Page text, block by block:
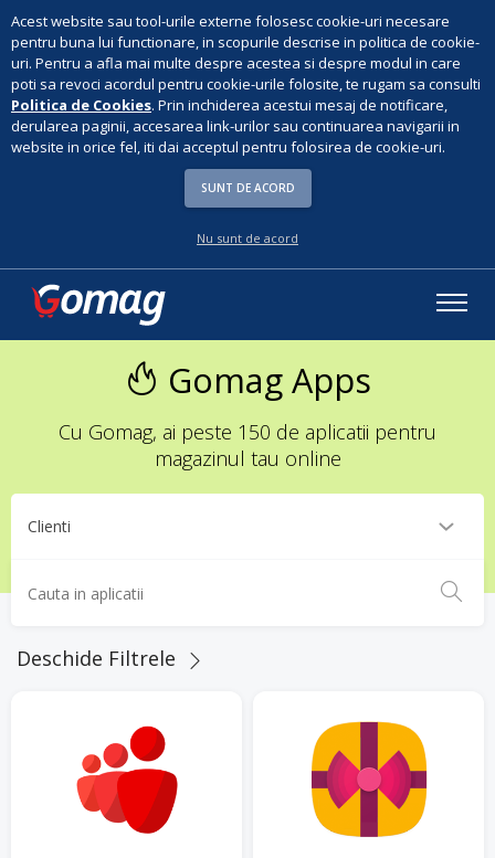
Acest website sau tool-urile externe folosesc cookie-uri necesare
pentru buna lui functionare, in scopurile descrise in politica de cookie-
uri. Pentru a afla mai multe despre acestea si despre modul in care
poti sa revoci acordul pentru cookie-urile folosite, te rugam sa consulti
Politica de Cookies. Prin inchiderea acestui mesaj de notificare,
derularea paginii, accesarea link-urilor sau continuarea navigarii in
website in orice fel, iti dai acceptul pentru folosirea de cookie-uri.
SUNT DE ACORD
Nu sunt de acord
Gomag Apps
Cu Gomag, ai peste 150 de aplicatii pentru
magazinul tau online
Deschide Filtrele